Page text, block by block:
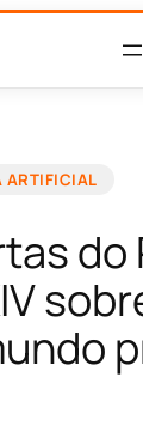
ARTIFICIAL
do